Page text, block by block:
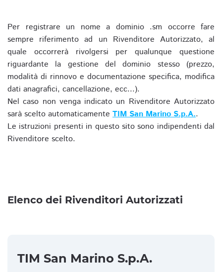
Per registrare un nome a dominio .sm occorre fare
sempre riferimento ad un Rivenditore Autorizzato, al
quale occorrerà rivolgersi per qualunque questione
riguardante la gestione del dominio stesso (prezzo,
modalità di rinnovo e documentazione specifica, modifica
dati anagrafici, cancellazione, ecc...).
Nel caso non venga indicato un Rivenditore Autorizzato
sarà scelto automaticamente TIM San Marino S.p.A..
Le istruzioni presenti in questo sito sono indipendenti dal
Rivenditore scelto.
Elenco dei Rivenditori Autorizzati
TIM San Marino S.p.A.